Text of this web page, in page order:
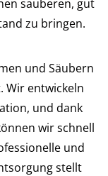
sauberen, gut
zu bringen.
und Säubern
Wir entwickeln
und dank
wir schnell
und
stellt